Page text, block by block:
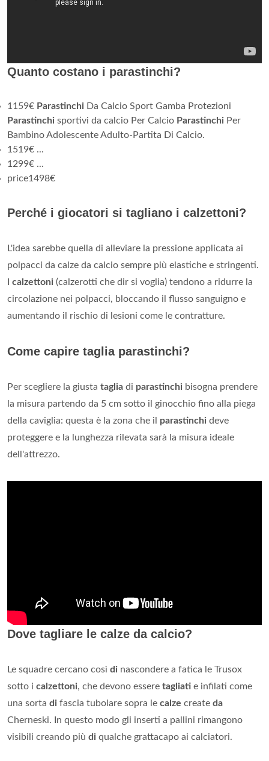
Quanto costano i parastinchi?
1159€ Parastinchi Da Calcio Sport Gamba Protezioni
Parastinchi sportivi da calcio Per Calcio Parastinchi Per
Bambino Adolescente Adulto-Partita Di Calcio.
1519€ ...
1299€ ...
price1498€
Perché i giocatori si tagliano i calzettoni?
L'idea sarebbe quella di alleviare la pressione applicata ai
polpacci da calze da calcio sempre più elastiche e stringenti.
calzettoni (calzerotti che dir si voglia) tendono a ridurre la
circolazione nei polpacci, bloccando il flusso sanguigno e
aumentando il rischio di lesioni come le contratture.
Come capire taglia parastinchi?
Per scegliere la giusta taglia di parastinchi bisogna prendere
la misura partendo da 5 cm sotto il ginocchio fino alla piega
della caviglia: questa è la zona che il parastinchi deve
proteggere e la lunghezza rilevata sarà la misura ideale
dell'attrezzo.
Dove tagliare le calze da calcio?
Le squadre cercano così di nascondere a fatica le Trusox
sotto i calzettoni, che devono essere tagliati e infilati come
una sorta di fascia tubolare sopra le calze create da
Cherneski. In questo modo gli inserti a pallini rimangono
visibili creando più di qualche grattacapo ai calciatori.